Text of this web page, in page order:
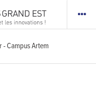
- Campus Artem